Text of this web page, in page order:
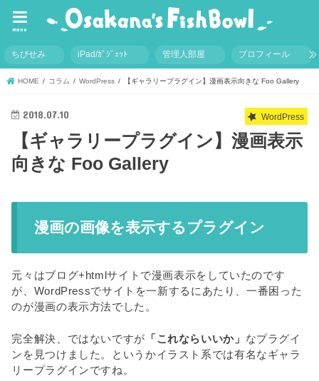
menu
ちびせみ iPad/ｶﾞｼﾞｪｯﾄ 管理人部屋 プロフィール
HOME コラム WordPress 【ギャラリープラグイン】漫画表示向きな Foo Gallery
WordPress
2018.07.10
【ギャラリープラグイン】漫画表示
向きな Foo Gallery
漫画の画像を表示するプラグイン
元々はブログ+htmlサイトで漫画表示をしていたのです
が、WordPressでサイトを一新するにあたり、一番困った
のが漫画の表示方法でした。
完全解決、ではないですが 「これならいいか」 なプラグイ
ンを見つけました。というかイラスト系では有名なギャラ
リープラグインですね。